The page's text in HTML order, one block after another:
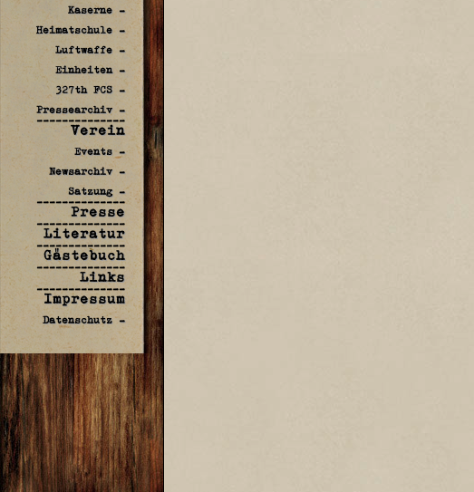
Kaserne -
Heimatschule -
Luftwaffe -
Einheiten -
327th FCS -
Pressearchiv -
--------------
Verein
Events -
Newsarchiv -
Satzung -
--------------
Presse
--------------
Literatur
--------------
Gästebuch
--------------
Links
--------------
Impressum
Datenschutz -